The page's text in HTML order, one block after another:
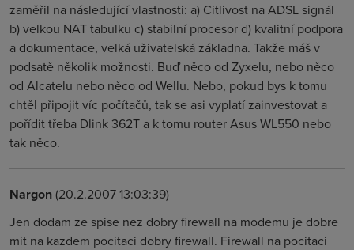
zaměřil na následující vlastnosti: a) Citlivost na ADSL signál
b) velkou NAT tabulku c) stabilní procesor d) kvalitní podpora
a dokumentace, velká uživatelská základna. Takže máš v
podsatě několik možnosti. Buď něco od Zyxelu, nebo něco
od Alcatelu nebo něco od Wellu. Nebo, pokud bys k tomu
chtěl připojit víc počítačů, tak se asi vyplatí zainvestovat a
pořídit třeba Dlink 362T a k tomu router Asus WL550 nebo
tak něco.
Nargon(20.2.2007 13:03:39)
Jen dodam ze spise nez dobry firewall na modemu je dobre
mit na kazdem pocitaci dobry firewall. Firewall na pocitaci